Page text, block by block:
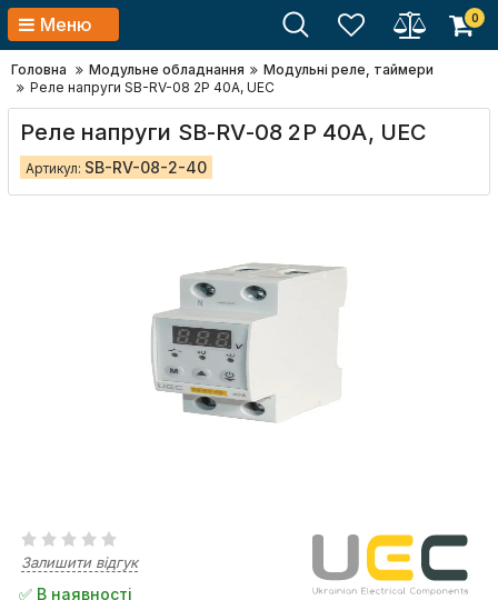
Меню 0
Головна Модульне обладнання
Модульні реле, таймери
Реле напруги SB-RV-08 2P 40A, UEC
Реле напруги SB-RV-08 2P 40A, UEC
Артикул: SB-RV-08-2-40
Залишити відгук
✅ В наявності